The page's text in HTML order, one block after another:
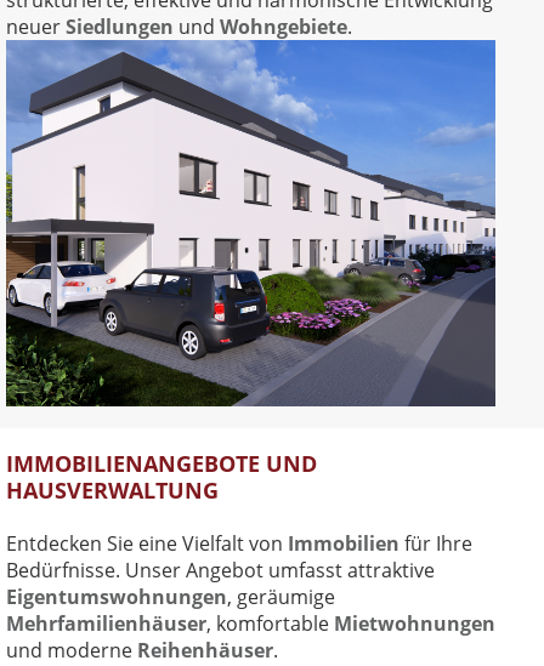
neuerSiedlungen und Wohngebiete.
IMMOBILIENANGEBOTE UND
HAUSVERWALTUNG
Entdecken Sie eine Vielfalt von Immobilien für Ihre
Bedürfnisse. Unser Angebot umfasst attraktive
Eigentumswohnungen, geräumige
Mehrfamilienhäuser, komfortable Mietwohnungen
und moderne Reihenhäuser.